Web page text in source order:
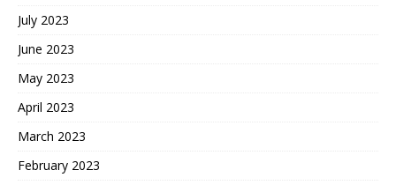
July 2023
June 2023
May 2023
April 2023
March 2023
February 2023